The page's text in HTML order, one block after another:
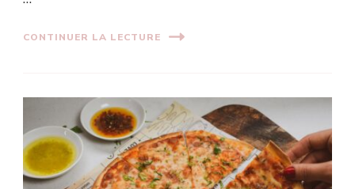
CONTINUER LA LECTURE